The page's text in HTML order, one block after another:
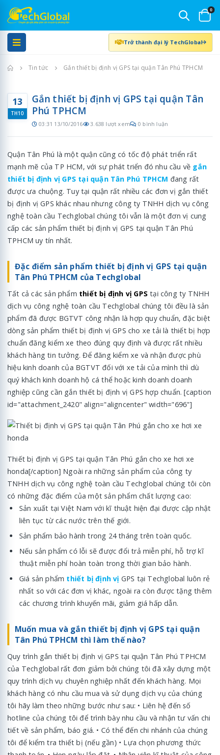
0
Trở thành đại lý TechGlobal
Trang chủ
Tin tức Gắn thiết bị định vị GPS tại quận Tân Phú TPHCM
13
TH10
Gắn thiết bị định vị GPS tại quận Tân
Phú TPHCM
03:31 13/10/2016 3.638 lượt xem 0 bình luận
Quận Tân Phú là một quận cũng có tốc độ phát triển rất
mạnh mẽ của TP HCM, với sự phát triển đó nhu cầu về gắn
thiết bị định vị GPS tại quận Tân Phú TPHCM đang rất
được ưa chuộng. Tuy tại quận rất nhiều các đơn vị gắn thiết
bị định vị GPS khác nhau nhưng công ty TNHH dịch vụ công
nghệ toàn cầu Techglobal chúng tôi vẫn là một đơn vị cung
cấp các sản phẩm thiết bị định vị GPS tại quận Tân Phú
TPHCM uy tín nhất.
Đặc điểm sản phẩm thiết bị định vị GPS tại quận
Tân Phú TPHCM của Techglobal
Tất cả các sản phẩm thiết bị định vị GPS tại công ty TNHH
dịch vụ công nghệ toàn cầu Techglobal chúng tôi đều là sản
phẩm đã được BGTVT công nhận là hợp quy chuẩn, đặc biệt
dòng sản phẩm thiết bị định vị GPS cho xe tải là thiết bị hợp
chuẩn đăng kiểm xe theo đúng quy định và được rất nhiều
khách hàng tin tưởng. Để đăng kiểm xe và nhận được phù
hiệu kinh doanh của BGTVT đối với xe tải của mình thì dù
quý khách kinh doanh hộ cá thể hoặc kinh doanh doanh
nghiệp cũng cần gắn thiết bị định vị GPS hợp chuẩn. [caption
id="attachment_2420" align="aligncenter" width="696"]
Thiết bị định vị GPS tại quận Tân Phú gắn cho xe hơi xe
honda[/caption] Ngoài ra những sản phẩm của công ty
TNHH dịch vụ công nghệ toàn cầu Techglobal chúng tôi còn
có những đặc điểm của một sản phẩm chất lượng cao:
Sản xuất tại Việt Nam với kĩ thuật hiện đại được cập nhật
liên tục từ các nước trên thế giới.
Sản phẩm bảo hành trong 24 tháng trên toàn quốc.
Nếu sản phẩm có lỗi sẽ được đổi trả miễn phí, hỗ trợ kĩ
thuật miễn phí hoàn toàn trong thời gian bảo hành.
Giá sản phẩm thiết bị định vị GPS tại Techglobal luôn rẻ
nhất so với các đơn vị khác, ngoài ra còn được tặng thêm
các chương trình khuyến mãi, giảm giá hấp dẫn.
Muốn mua và gắn thiết bị định vị GPS tại quận
Tân Phú TPHCM thì làm thế nào?
Quy trình gắn thiết bị định vị GPS tại quận Tân Phú TPHCM
của Techglobal rất đơn giảm bởi chúng tôi đã xây dựng một
quy trình dịch vụ chuyên nghiệp nhất đến khách hàng. Mọi
khách hàng có nhu cầu mua và sử dụng dịch vụ của chúng
tôi hãy làm theo những bước như sau: • Liên hệ đến số
hotline của chúng tôi để trình bày nhu cầu và nhận tư vấn chi
tiết về sản phẩm, báo giá. • Có thể đến chi nhánh của chúng
tôi để kiểm tra thiết bị (nếu gần) • Lựa chọn phương thức